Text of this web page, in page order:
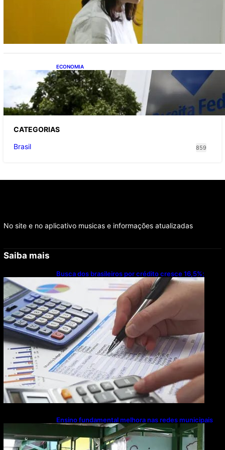
Justiça Eleitoral prevê orçamento de R$ 13,9
bilhões para 2027; proposta segue para
PLOA
ECONOMIA
Receita Federal: novo cronograma da
reforma tributária amplia prazo para o
Simples Nacional
CATEGORIAS
Brasil
859
No site e no aplicativo musicas e informações atualizadas
Saiba mais
Busca dos brasileiros por crédito cresce 16,5%;
Mato Grosso lidera ranking entre estados
Ensino fundamental melhora nas redes municipais